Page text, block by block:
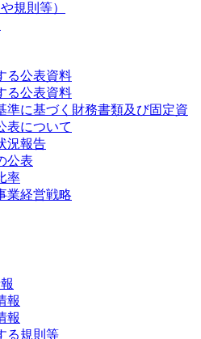
規則等）
る公表資料
る公表資料
準に基づく財務書類及び固定資
表について
況報告
公表
率
業経営戦略
報
報
る規則等